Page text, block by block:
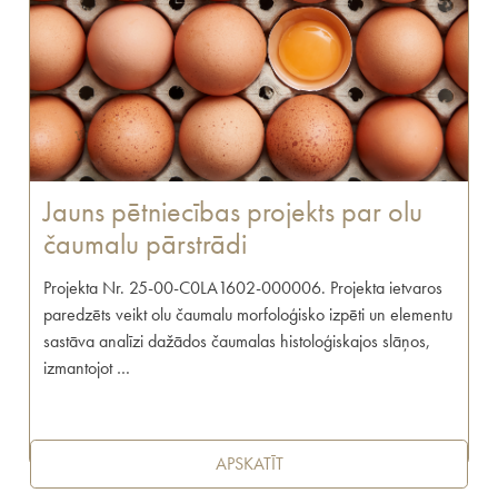
Jauns pētniecības projekts par olu
čaumalu pārstrādi
Projekta Nr. 25-00-C0LA1602-000006. Projekta ietvaros
paredzēts veikt olu čaumalu morfoloģisko izpēti un elementu
sastāva analīzi dažādos čaumalas histoloģiskajos slāņos,
izmantojot …
APSKATĪT